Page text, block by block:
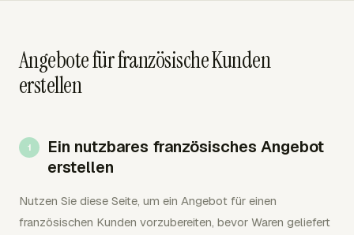
Angebote für französische Kunden
erstellen
Ein nutzbares französisches Angebot
erstellen
Nutzen Sie diese Seite, um ein Angebot für einen
französischen Kunden vorzubereiten, bevor Waren geliefert